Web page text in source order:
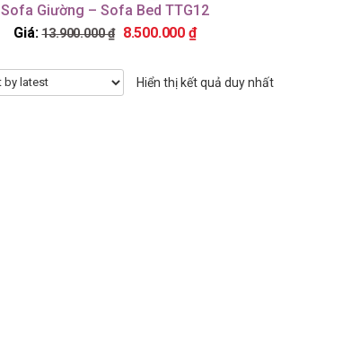
Sofa Giường – Sofa Bed TTG12
Giá: 13.900.000₫ 8.500.000 ₫
Hiển thị kết quả duy nhất